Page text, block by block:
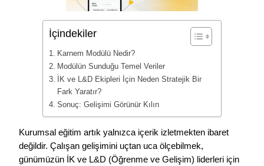
İçindekiler
Karnem Modülü Nedir?
Modülün Sunduğu Temel Veriler
İK ve L&D Ekipleri İçin Neden Stratejik Bir
Fark Yaratır?
Sonuç: Gelişimi Görünür Kılın
Kurumsal eğitim artık yalnızca içerik izletmekten ibaret
değildir. Çalışan gelişimini uçtan uca ölçebilmek,
günümüzün İK ve L&D (Öğrenme ve Gelişim) liderleri için